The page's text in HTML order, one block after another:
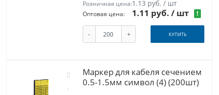
Розничная цена:1.13 руб. / шт
Оптовая цена: 1.11 руб./ шт !
- + КУПИТЬ
Маркер для кабеля сечением
0.5-1.5мм символ (4) (200шт)